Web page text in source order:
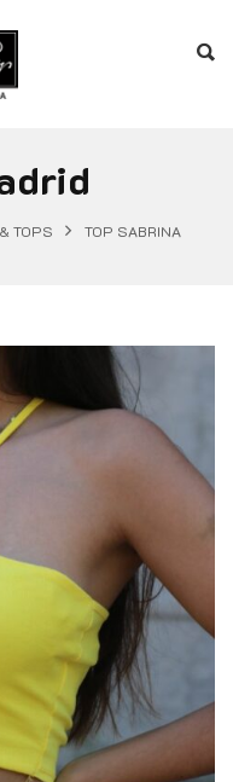
TOPS TOP SABRINA